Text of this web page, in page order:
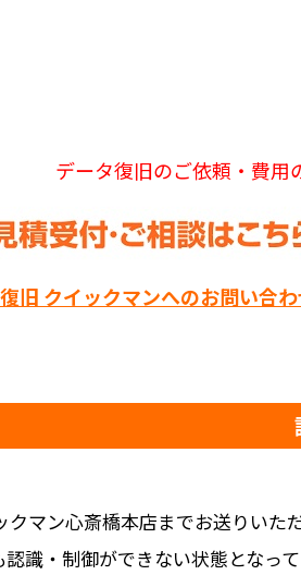
データ復旧のご依頼・費用
旧 クイックマンへのお問い合
マン心斎橋本店までお送りい
識・制御ができない状態とな